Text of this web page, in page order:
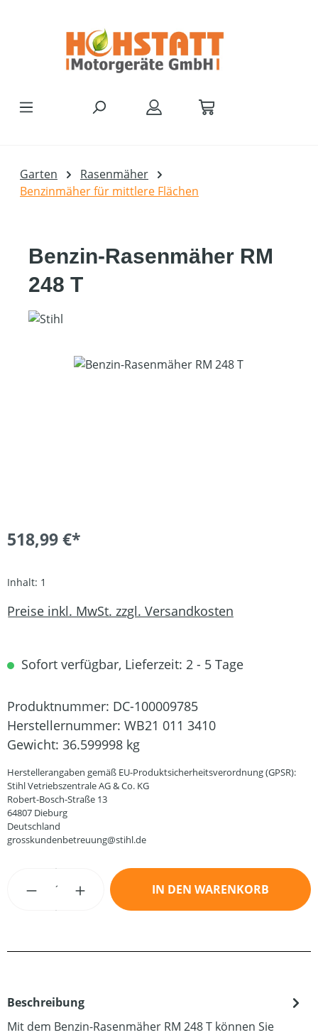
Garten
Rasenmäher
Benzinmäher für mittlere Flächen
Benzin-Rasenmäher RM
248 T
Bildergalerie überspringen
518,99 €*
Inhalt: 1
Preise inkl. MwSt. zzgl. Versandkosten
Sofort verfügbar, Lieferzeit: 2 - 5 Tage
Produktnummer: DC-100009785
Herstellernummer: WB21 011 3410
Gewicht: 36.599998 kg
Herstellerangaben gemäß EU-Produktsicherheitsverordnung (GPSR):
Stihl Vetriebszentrale AG & Co. KG
Robert-Bosch-Straße 13
64807 Dieburg
Deutschland
grosskundenbetreuung@stihl.de
Produkt Anzahl: Gib den gewünschten
IN DEN WARENKORB
Beschreibung
Mit dem Benzin-Rasenmäher RM 248 T können Sie